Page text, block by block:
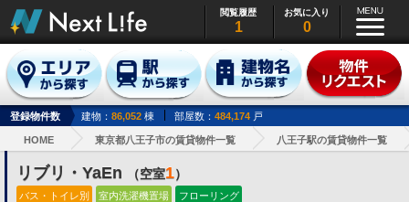
閲覧履歴
1
お気に入り
0
登録物件数 建物： 86,052 棟 部屋数： 484,174 戸
HOME 東京都八王子市の賃貸物件一覧 八王子駅の賃貸物件一覧
リブリ・YaEn （空室1）
バス・トイレ別 室内洗濯機置場 フローリング